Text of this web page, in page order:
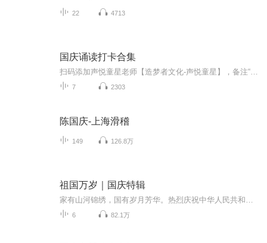
22 4713
国庆诵读打卡合集
7 2303
陈国庆-上海滑稽
149 126.8万
祖国万岁｜国庆特辑
6 82.1万